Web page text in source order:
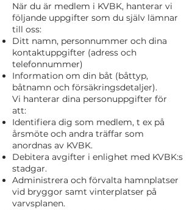
När du är medlem i KVBK, hanterar vi
följande uppgifter som du själv lämnar
till oss:
Ditt namn, personnummer och dina
kontaktuppgifter (adress och
telefonnummer)
Information om din båt (båttyp,
båtnamn och försäkringsdetaljer).
Vi hanterar dina personuppgifter för
att:
Identifiera dig som medlem, t ex på
årsmöte och andra träffar som
anordnas av KVBK.
Debitera avgifter i enlighet med KVBK:s
stadgar.
Administrera och förvalta hamnplatser
vid bryggor samt vinterplatser på
varvsplanen.